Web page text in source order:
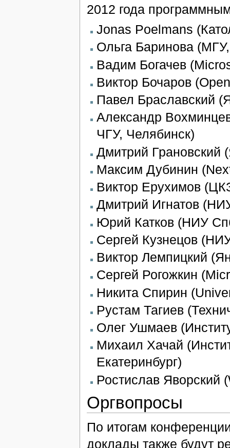
2012 года
Jonas Poelmans
Ольга Баринова
Вадим Богачев
Виктор Бочаров
Павел Браславский
Александр
ЧГУ, Челябинск)
Дмитрий Грановский
Максим Дубинин
Виктор Ерухимов
Дмитрий Игнатов
Юрий Катков (НИУ
Сергей Кузнецов
Виктор Лемпицкий
Сергей Рогожкин
Никита Спирин
Рустам Тагиев
Олег Ушмаев
Михаил Хачай
Екатеринбург)
Ростислав Яворский
Оргвопросы
По итогам
доклады также будут